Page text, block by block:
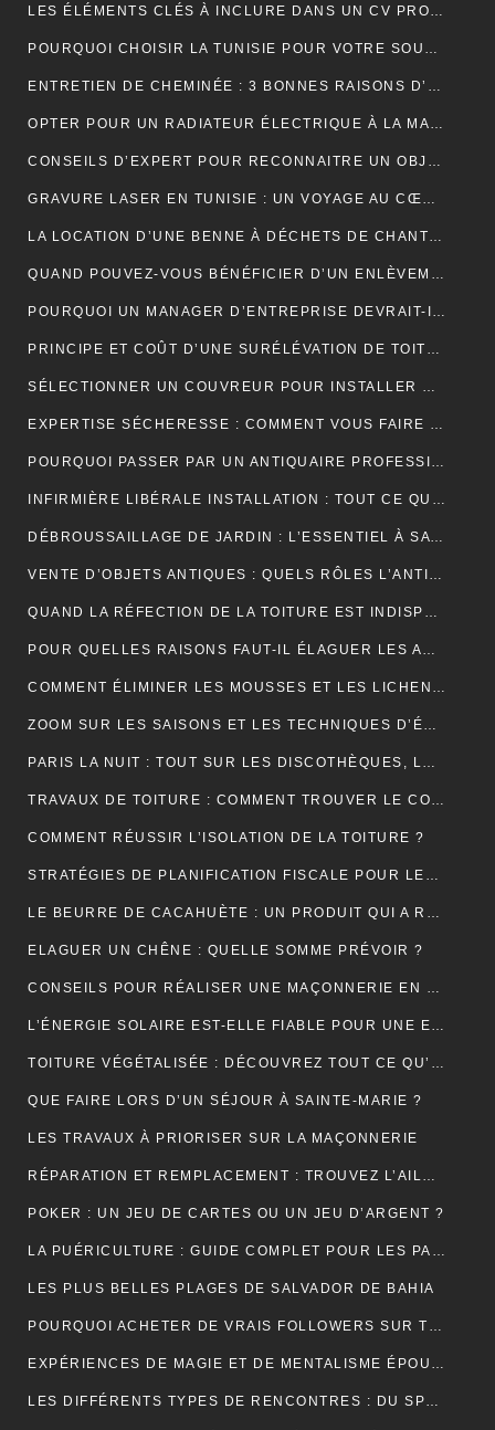
LES ÉLÉMENTS CLÉS À INCLURE DANS UN CV PROFESSIONNEL POUR ATTIRER LES RECRUTEURS
POURQUOI CHOISIR LA TUNISIE POUR VOTRE SOUS-TRAITANCE INDUSTRIELLE?
ENTRETIEN DE CHEMINÉE : 3 BONNES RAISONS D’OPTER POUR LE RAMONAGE MÉCANIQUE
OPTER POUR UN RADIATEUR ÉLECTRIQUE À LA MAISON
CONSEILS D’EXPERT POUR RECONNAITRE UN OBJET ANCIEN AUTHENTIQUE
GRAVURE LASER EN TUNISIE : UN VOYAGE AU CŒUR DE LA PERSONNALISATION
LA LOCATION D’UNE BENNE À DÉCHETS DE CHANTIER POUR UNE ENTREPRISE
QUAND POUVEZ-VOUS BÉNÉFICIER D’UN ENLÈVEMENT D’ÉPAVE GRATUIT EN FRANCE ? : GUIDE COMPLET
POURQUOI UN MANAGER D’ENTREPRISE DEVRAIT-IL SUIVRE UNE FORMATION EN COMMUNICATION ?
PRINCIPE ET COÛT D’UNE SURÉLÉVATION DE TOITURE
SÉLECTIONNER UN COUVREUR POUR INSTALLER ET ENTRETENIR VOTRE TOIT
EXPERTISE SÉCHERESSE : COMMENT VOUS FAIRE INDEMNISER PAR VOTRE ASSURANCE HABITATION ?
POURQUOI PASSER PAR UN ANTIQUAIRE PROFESSIONNEL ?
INFIRMIÈRE LIBÉRALE INSTALLATION : TOUT CE QUE VOUS DEVEZ SAVOIR
DÉBROUSSAILLAGE DE JARDIN : L’ESSENTIEL À SAVOIR SUR CETTE OPÉRATION
VENTE D’OBJETS ANTIQUES : QUELS RÔLES L’ANTIQUAIRE ASSURE-T-IL ?
QUAND LA RÉFECTION DE LA TOITURE EST INDISPENSABLE?
POUR QUELLES RAISONS FAUT-IL ÉLAGUER LES ARBUSTES ET LES ARBRES ?
COMMENT ÉLIMINER LES MOUSSES ET LES LICHENS ACCUMULÉS SUR LE TOIT ?
ZOOM SUR LES SAISONS ET LES TECHNIQUES D’ÉLAGAGE D’ARBRE
PARIS LA NUIT : TOUT SUR LES DISCOTHÈQUES, LES BARS ET LA VIE NOCTURNE
TRAVAUX DE TOITURE : COMMENT TROUVER LE COUVREUR IDÉAL?
COMMENT RÉUSSIR L’ISOLATION DE LA TOITURE ?
STRATÉGIES DE PLANIFICATION FISCALE POUR LES PETITES ET MOYENNES ENTREPRISES
LE BEURRE DE CACAHUÈTE : UN PRODUIT QUI A RÉSISTÉ À TOUTES LES GÉNÉRATIONS
ELAGUER UN CHÊNE : QUELLE SOMME PRÉVOIR ?
CONSEILS POUR RÉALISER UNE MAÇONNERIE EN BRIQUES OU EN PARPAINGS
L’ÉNERGIE SOLAIRE EST-ELLE FIABLE POUR UNE ENTREPRISE ?
TOITURE VÉGÉTALISÉE : DÉCOUVREZ TOUT CE QU’IL FAUT RETENIR À CE SUJET
QUE FAIRE LORS D’UN SÉJOUR À SAINTE-MARIE ?
LES TRAVAUX À PRIORISER SUR LA MAÇONNERIE
RÉPARATION ET REMPLACEMENT : TROUVEZ L’AILE ARRIÈRE PARFAITE POUR RESTAURER VOTRE VÉHICULE
POKER : UN JEU DE CARTES OU UN JEU D’ARGENT ?
LA PUÉRICULTURE : GUIDE COMPLET POUR LES PARENTS MODERNES.
LES PLUS BELLES PLAGES DE SALVADOR DE BAHIA
POURQUOI ACHETER DE VRAIS FOLLOWERS SUR TIKTOK PEUT AIDER À DÉVELOPPER VOTRE COMPTE RAPIDEMENT ?
EXPÉRIENCES DE MAGIE ET DE MENTALISME ÉPOUSTOUFLANTES EN SUISSE ROMANDE
LES DIFFÉRENTS TYPES DE RENCONTRES : DU SPEED DATING AUX RENCONTRES EN LIGNE, QUELLES SONT LES OPTIONS DISPONIBLES ?